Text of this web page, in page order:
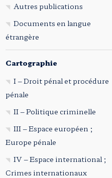
Autres publications
Documents en langue
étrangère
Cartographie
I – Droit pénal et procédure
pénale
II – Politique criminelle
III – Espace européen ;
Europe pénale
IV – Espace international ;
Crimes internationaux